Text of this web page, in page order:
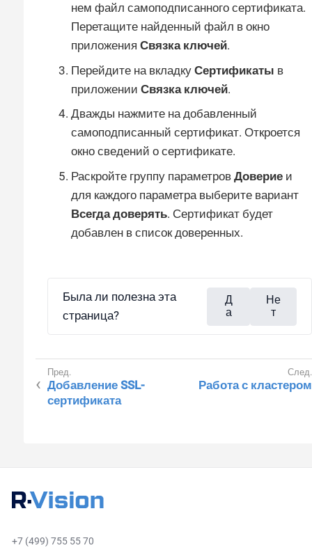
нем файл самоподписанного сертификата.
Перетащите найденный файл в окно
приложения Связка ключей.
Перейдите на вкладку Сертификаты в
приложении Связка ключей.
Дважды нажмите на добавленный
самоподписанный сертификат. Откроется
окно сведений о сертификате.
Раскройте группу параметров Доверие и
для каждого параметра выберите вариант
Всегда доверять. Сертификат будет
добавлен в список доверенных.
Была ли полезна эта
страница?
Д
а
Не
т
Добавление SSL-
сертификата
Работа с кластером
+7 (499) 755 55 70